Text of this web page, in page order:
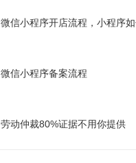
微信小程序备案流程
劳动仲裁80%证据不用你提供